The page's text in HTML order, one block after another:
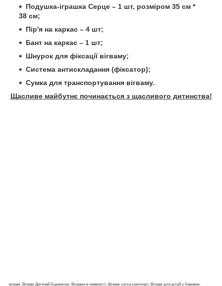
Подушка-іграшка Серце – 1 шт, розміром 35 см *
38 см;
Пір'я на каркас – 4 шт;
Бант на каркас – 1 шт;
Шнурок для фіксації вігваму;
Система антискладання (фіксатор);
Сумка для транспортування вігваму.
Щасливе майбутнє починається з щасливого дитинства!
вігвам, Вігвам Дитячий будиночок, Вігвами в наявності, Вігвам хатка комплект, Вігвам для дітей з бавовни,